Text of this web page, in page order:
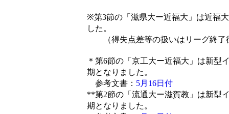
※第3節の「滋県大ー近福大」は近福
した。
（得失点差等の扱いはリーグ終了
＊第6節の「京工大ー近福大」は新型
期となりました。
参考文書： 5月16日付
**第2節の「流通大ー滋賀教」は新型
期となりました。